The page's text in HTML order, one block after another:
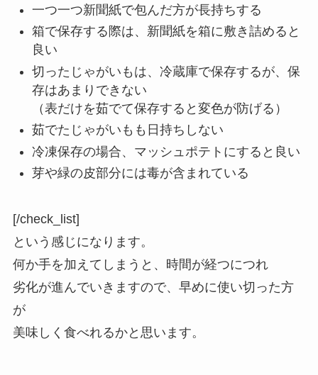
一つ一つ新聞紙で包んだ方が長持ちする
箱で保存する際は、新聞紙を箱に敷き詰めると
良い
切ったじゃがいもは、冷蔵庫で保存するが、保
存はあまりできない
（表だけを茹でて保存すると変色が防げる）
茹でたじゃがいもも日持ちしない
冷凍保存の場合、マッシュポテトにすると良い
芽や緑の皮部分には毒が含まれている
[/check_list]
という感じになります。
何か手を加えてしまうと、時間が経つにつれ
劣化が進んでいきますので、早めに使い切った方
が
美味しく食べれるかと思います。